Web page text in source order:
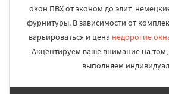
окон ПВХ от эконом до элит,
фурнитуры. В зависимости от
варьироваться и цена недорогие
Акцентируем ваше внимание на том,
выполняем